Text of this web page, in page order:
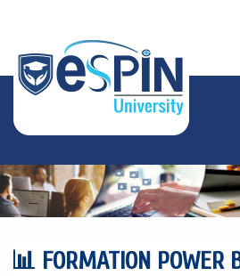
📊 FORMATION